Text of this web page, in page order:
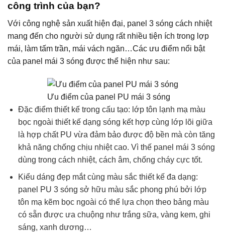
công trình của bạn?
Với công nghệ sản xuất hiện đại, panel 3 sóng cách nhiệt
mang đến cho người sử dụng rất nhiều tiện ích trong lợp
mái, làm tấm trần, mái vách ngăn…Các ưu điểm nổi bật
của panel mái 3 sóng được thể hiện như sau:
Ưu điểm của panel PU mái 3 sóng
Đặc điểm thiết kế trong cấu tạo: lớp tôn lạnh mạ màu
bọc ngoài thiết kế dạng sóng kết hợp cùng lớp lõi giữa
là hợp chất PU vừa đảm bảo được độ bền mà còn tăng
khả năng chống chịu nhiệt cao. Vì thế panel mái 3 sóng
dùng trong cách nhiệt, cách âm, chống cháy cực tốt.
Kiểu dáng đẹp mắt cùng màu sắc thiết kế đa dạng:
panel PU 3 sóng sở hữu màu sắc phong phú bởi lớp
tôn mạ kẽm bọc ngoài có thể lựa chọn theo bảng màu
có sẵn được ưa chuộng như trắng sữa, vàng kem, ghi
sáng, xanh dương…